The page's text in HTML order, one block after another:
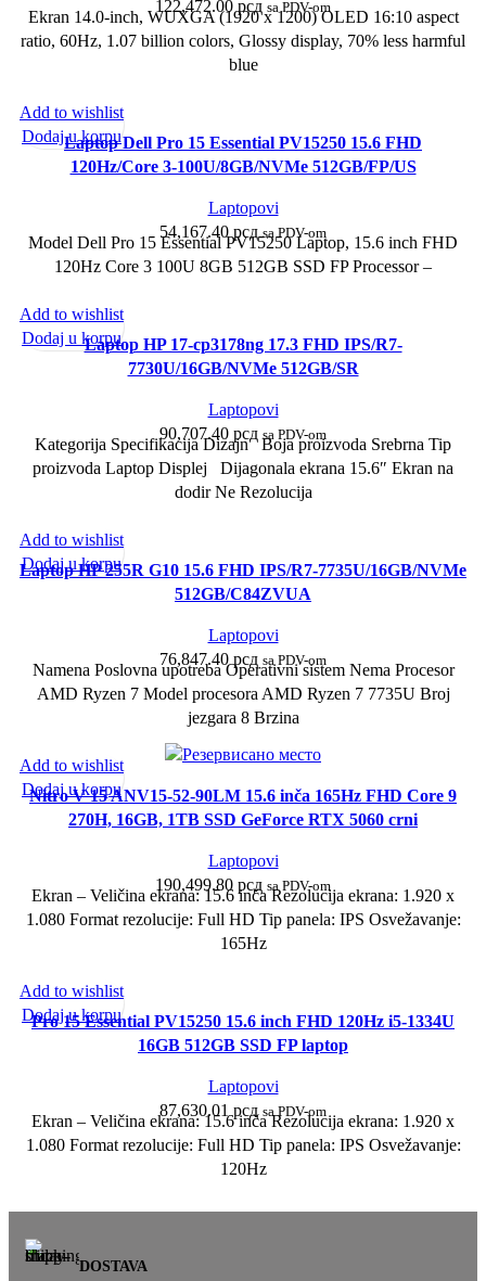
122,472.00 рсд sa PDV-om
Ekran 14.0-inch, WUXGA (1920 x 1200) OLED 16:10 aspect
ratio, 60Hz, 1.07 billion colors, Glossy display, 70% less harmful
blue
Laptop Dell Pro 15 Essential PV15250 15.6 FHD
120Hz/Core 3-100U/8GB/NVMe 512GB/FP/US
Laptopovi
54,167.40 рсд sa PDV-om
Model Dell Pro 15 Essential PV15250 Laptop, 15.6 inch FHD
120Hz Core 3 100U 8GB 512GB SSD FP Processor –
Add to wishlist
Dodaj u korpu
Laptop HP 17-cp3178ng 17.3 FHD IPS/R7-
7730U/16GB/NVMe 512GB/SR
Laptopovi
90,707.40 рсд sa PDV-om
Kategorija Specifikacija Dizajn Boja proizvoda Srebrna Tip
proizvoda Laptop Displej Dijagonala ekrana 15.6″ Ekran na
dodir Ne Rezolucija
Add to wishlist
Dodaj u korpu
Laptop HP 255R G10 15.6 FHD IPS/R7-7735U/16GB/NVMe
512GB/C84ZVUA
Laptopovi
76,847.40 рсд sa PDV-om
Namena Poslovna upotreba Operativni sistem Nema Procesor
AMD Ryzen 7 Model procesora AMD Ryzen 7 7735U Broj
jezgara 8 Brzina
Add to wishlist
Dodaj u korpu
Nitro V 15 ANV15-52-90LM 15.6 inča 165Hz FHD Core 9
270H, 16GB, 1TB SSD GeForce RTX 5060 crni
Laptopovi
190,499.80 рсд sa PDV-om
Ekran – Veličina ekrana: 15.6 inča Rezolucija ekrana: 1.920 x
1.080 Format rezolucije: Full HD Tip panela: IPS Osvežavanje:
165Hz
Add to wishlist
Dodaj u korpu
Pro 15 Essential PV15250 15.6 inch FHD 120Hz i5-1334U
16GB 512GB SSD FP laptop
Laptopovi
87,630.01 рсд sa PDV-om
Ekran – Veličina ekrana: 15.6 inča Rezolucija ekrana: 1.920 x
1.080 Format rezolucije: Full HD Tip panela: IPS Osvežavanje:
120Hz
Add to wishlist
Dodaj u korpu
DOSTAVA